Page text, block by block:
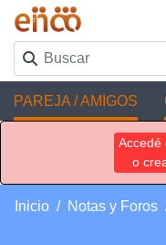
PAREJA / AMIGOS
Accedé
o
Inicio Notas y Foros